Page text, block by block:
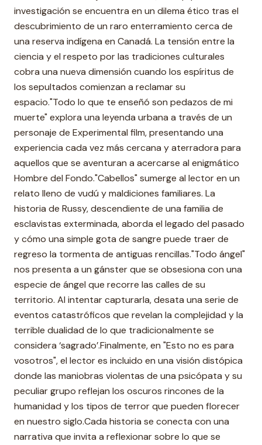
investigación se encuentra en un dilema ético tras el
descubrimiento de un raro enterramiento cerca de
una reserva indígena en Canadá. La tensión entre la
ciencia y el respeto por las tradiciones culturales
cobra una nueva dimensión cuando los espíritus de
los sepultados comienzan a reclamar su
espacio."Todo lo que te enseñó son pedazos de mi
muerte" explora una leyenda urbana a través de un
personaje de Experimental film, presentando una
experiencia cada vez más cercana y aterradora para
aquellos que se aventuran a acercarse al enigmático
Hombre del Fondo."Cabellos" sumerge al lector en un
relato lleno de vudú y maldiciones familiares. La
historia de Russy, descendiente de una familia de
esclavistas exterminada, aborda el legado del pasado
y cómo una simple gota de sangre puede traer de
regreso la tormenta de antiguas rencillas."Todo ángel"
nos presenta a un gánster que se obsesiona con una
especie de ángel que recorre las calles de su
territorio. Al intentar capturarla, desata una serie de
eventos catastróficos que revelan la complejidad y la
terrible dualidad de lo que tradicionalmente se
considera ‘sagrado’.Finalmente, en "Esto no es para
vosotros", el lector es incluido en una visión distópica
donde las maniobras violentas de una psicópata y su
peculiar grupo reflejan los oscuros rincones de la
humanidad y los tipos de terror que pueden florecer
en nuestro siglo.Cada historia se conecta con una
narrativa que invita a reflexionar sobre lo que se